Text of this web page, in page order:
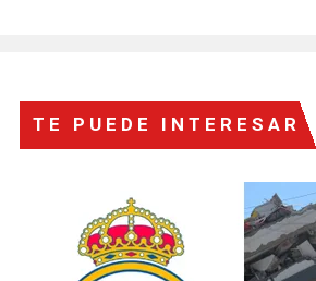
TE PUEDE INTERESAR